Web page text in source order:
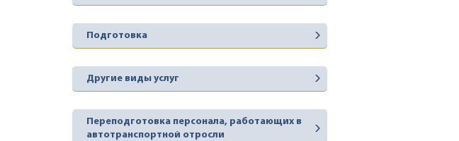
Подготовка
Другие виды услуг
Переподготовка персонала, работающих в
автотранспортной отросли